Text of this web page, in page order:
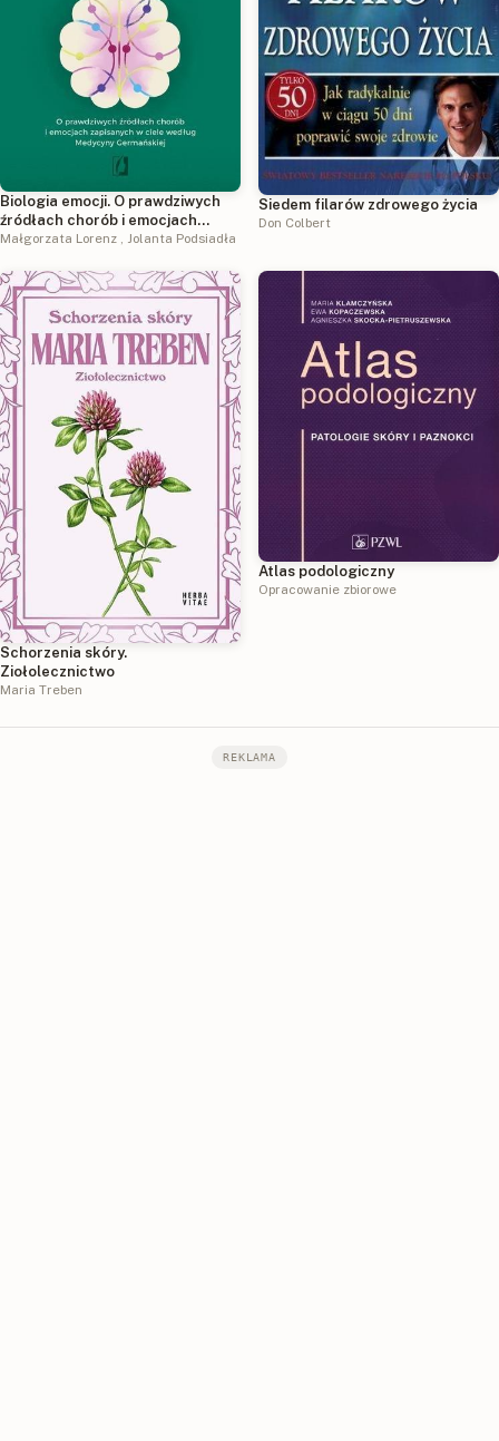
Biologia emocji. O prawdziwych
źródłach chorób i emocjach
zapisanych w ciele według
Małgorzata Lorenz Jolanta Podsiadła
Siedem filarów zdrowego życia
Don Colbert
Schorzenia skóry.
Ziołolecznictwo
Maria Treben
Atlas podologiczny
Opracowanie zbiorowe
REKLAMA